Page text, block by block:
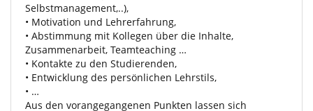
Selbstmanagement,..),
• Motivation und Lehrerfahrung,
• Abstimmung mit Kollegen über die Inhalte,
Zusammenarbeit, Teamteaching …
• Kontakte zu den Studierenden,
• Entwicklung des persönlichen Lehrstils,
• …
Aus den vorangegangenen Punkten lassen sich